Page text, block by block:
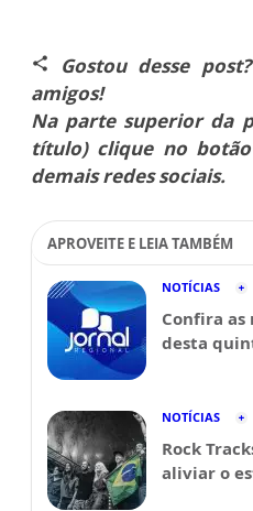
share
Gostou desse
amigos!
Na parte superior da
título) clique no
demais redes sociais.
APROVEITE E LEIA TAMBÉM
NOTÍCIAS
Confira as
desta
NOTÍCIAS
Rock
aliviar o